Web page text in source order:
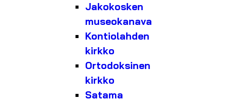
Jakokosken
museokanava
Kontiolahden
kirkko
Ortodoksinen
kirkko
Satama